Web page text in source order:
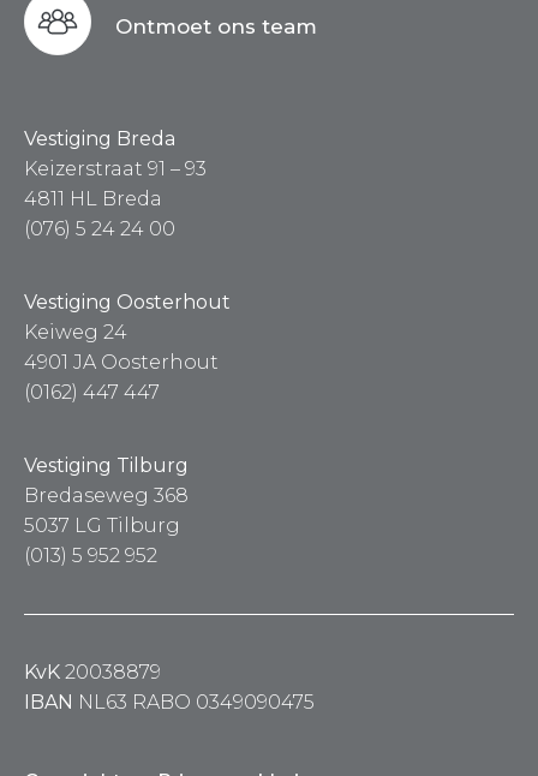
Ontmoet ons team
Vestiging Breda
Keizerstraat 91 – 93
4811 HL Breda
(076) 5 24 24 00
Vestiging Oosterhout
Keiweg 24
4901 JA Oosterhout
(0162) 447 447
Vestiging Tilburg
Bredaseweg 368
5037 LG Tilburg
(013) 5 952 952
KvK 20038879
IBAN NL63 RABO 0349090475